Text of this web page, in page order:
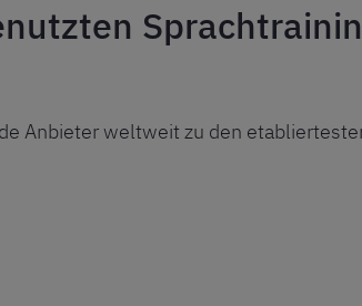
Anbieter weltweit zu den